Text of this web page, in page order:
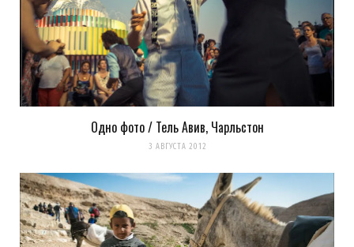
Оповещать о новых
комментариях. А можно простоподписаться на комментарии
Одно фото / Тель Авив, Чарльстон
3 АВГУСТА 2012